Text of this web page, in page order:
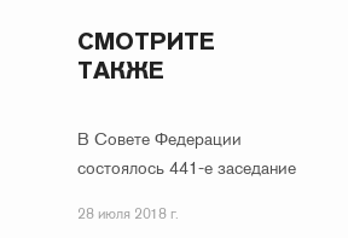
СМОТРИТЕ
ТАКЖЕ
В Совете Федерации
состоялось 441-е заседание
28 июля 2018 г.